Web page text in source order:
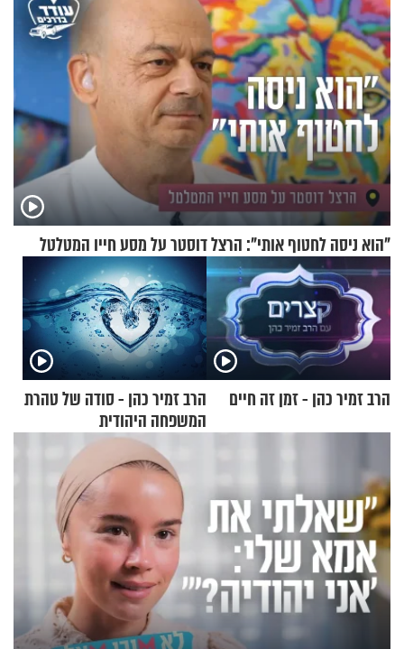
"הוא ניסה לחטוף אותי": הרצל דוסטר על מסע חייו המטלטל
הרב זמיר כהן - זמן זה חיים
הרב זמיר כהן - סודה של טהרת
המשפחה היהודית